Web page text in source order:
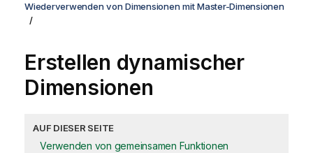
Wiederverwenden von Dimensionen mit Master-Dimensionen
Erstellen dynamischer
Dimensionen
AUF DIESER SEITE
Verwenden von gemeinsamen Funktionen